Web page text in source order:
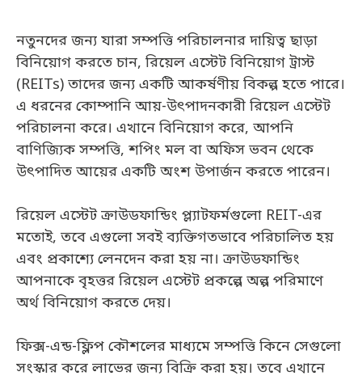
নতুনদের জন্য যারা সম্পত্তি পরিচালনার দায়িত্ব ছাড়া
বিনিয়োগ করতে চান, রিয়েল এস্টেট বিনিয়োগ ট্রাস্ট
(REITs) তাদের জন্য একটি আকর্ষণীয় বিকল্প হতে পারে।
এ ধরনের কোম্পানি আয়-উৎপাদনকারী রিয়েল এস্টেট
পরিচালনা করে। এখানে বিনিয়োগ করে, আপনি
বাণিজ্যিক সম্পত্তি, শপিং মল বা অফিস ভবন থেকে
উৎপাদিত আয়ের একটি অংশ উপার্জন করতে পারেন।
রিয়েল এস্টেট ক্রাউডফান্ডিং প্ল্যাটফর্মগুলো REIT-এর
মতোই, তবে এগুলো সবই ব্যক্তিগতভাবে পরিচালিত হয়
এবং প্রকাশ্যে লেনদেন করা হয় না। ক্রাউডফান্ডিং
আপনাকে বৃহত্তর রিয়েল এস্টেট প্রকল্পে অল্প পরিমাণে
অর্থ বিনিয়োগ করতে দেয়।
ফিক্স-এন্ড-ফ্লিপ কৌশলের মাধ্যমে সম্পত্তি কিনে সেগুলো
সংস্কার করে লাভের জন্য বিক্রি করা হয়। তবে এখানে